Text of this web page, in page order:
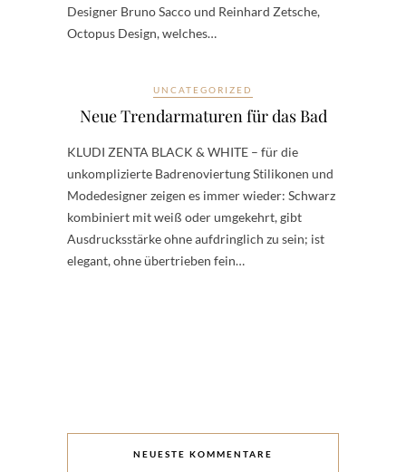
Designer Bruno Sacco und Reinhard Zetsche,
Octopus Design, welches…
UNCATEGORIZED
Neue Trendarmaturen für das Bad
KLUDI ZENTA BLACK & WHITE – für die
unkomplizierte Badrenoviertung Stilikonen und
Modedesigner zeigen es immer wieder: Schwarz
kombiniert mit weiß oder umgekehrt, gibt
Ausdrucksstärke ohne aufdringlich zu sein; ist
elegant, ohne übertrieben fein…
NEUESTE KOMMENTARE